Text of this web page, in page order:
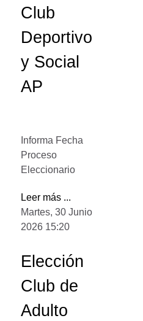
Club
Deportivo
y Social
AP
Informa Fecha
Proceso
Eleccionario
Leer más ...
Martes, 30 Junio
2026 15:20
Elección
Club de
Adulto